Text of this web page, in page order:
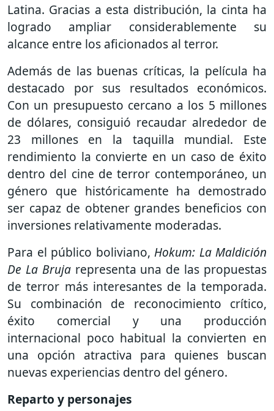
Latina. Gracias a esta distribución, la cinta ha
logrado ampliar considerablemente su
alcance entre los aficionados al terror.
Además de las buenas críticas, la película ha
destacado por sus resultados económicos.
Con un presupuesto cercano a los 5 millones
de dólares, consiguió recaudar alrededor de
23 millones en la taquilla mundial. Este
rendimiento la convierte en un caso de éxito
dentro del cine de terror contemporáneo, un
género que históricamente ha demostrado
ser capaz de obtener grandes beneficios con
inversiones relativamente moderadas.
Para el público boliviano, Hokum: La Maldición
De La Brujarepresenta una de las propuestas
de terror más interesantes de la temporada.
Su combinación de reconocimiento crítico,
éxito comercial y una producción
internacional poco habitual la convierten en
una opción atractiva para quienes buscan
nuevas experiencias dentro del género.
Reparto y personajes